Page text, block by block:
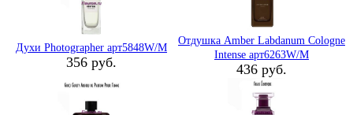
Духи Photographer арт5848W/M
356 руб.
Отдушка Amber Labdanum Cologne
Intense арт6263W/M
436 руб.